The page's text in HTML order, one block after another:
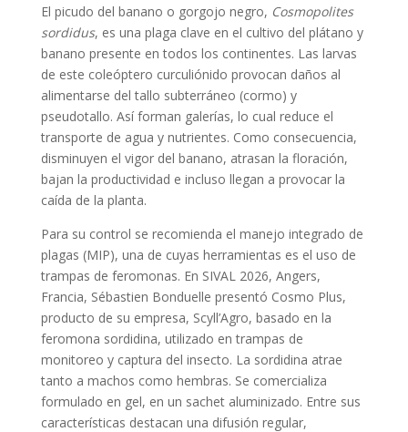
El picudo del banano o gorgojo negro, Cosmopolites
sordidus, es una plaga clave en el cultivo del plátano y
banano presente en todos los continentes. Las larvas
de este coleóptero curculiónido provocan daños al
alimentarse del tallo subterráneo (cormo) y
pseudotallo. Así forman galerías, lo cual reduce el
transporte de agua y nutrientes. Como consecuencia,
disminuyen el vigor del banano, atrasan la floración,
bajan la productividad e incluso llegan a provocar la
caída de la planta.
Para su control se recomienda el manejo integrado de
plagas (MIP), una de cuyas herramientas es el uso de
trampas de feromonas. En SIVAL 2026, Angers,
Francia, Sébastien Bonduelle presentó Cosmo Plus,
producto de su empresa, Scyll’Agro, basado en la
feromona sordidina, utilizado en trampas de
monitoreo y captura del insecto. La sordidina atrae
tanto a machos como hembras. Se comercializa
formulado en gel, en un sachet aluminizado. Entre sus
características destacan una difusión regular,